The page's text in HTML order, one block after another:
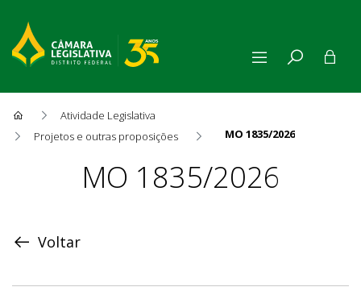
Atividade Legislativa
Projetos e outras proposições
MO 1835/2026
ProposiçãoMO 1835/2026
Voltar